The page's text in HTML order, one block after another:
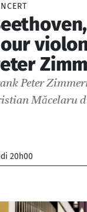
Peter
Măcelaru
20h00